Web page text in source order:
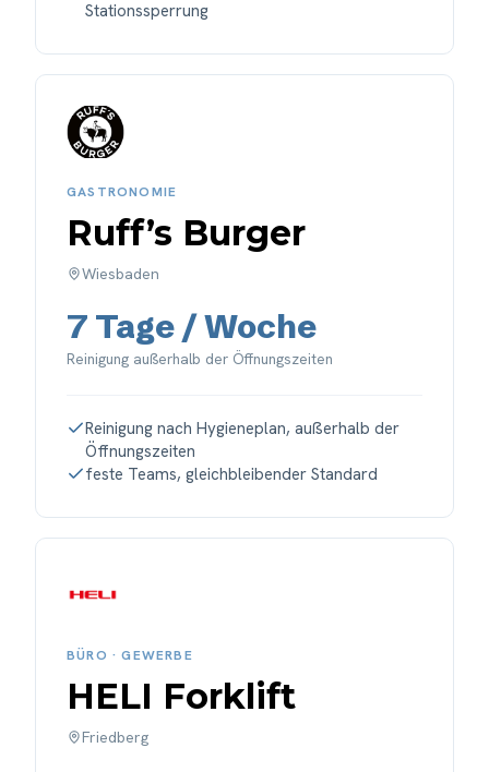
Stationssperrung
GASTRONOMIE
Ruff’s Burger
Wiesbaden
7 Tage / Woche
Reinigung außerhalb der Öffnungszeiten
Reinigung nach Hygieneplan, außerhalb der
Öffnungszeiten
feste Teams, gleichbleibender Standard
BÜRO · GEWERBE
HELI Forklift
Friedberg